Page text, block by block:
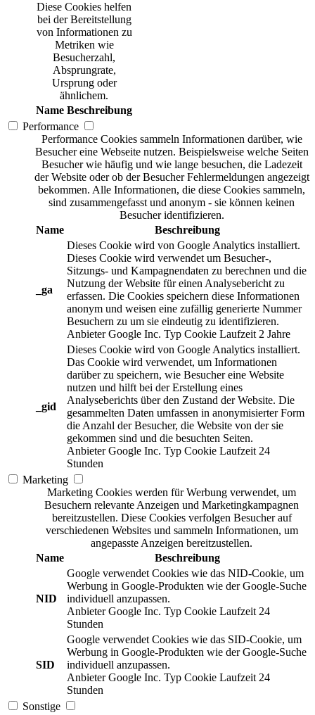
Diese Cookies helfen
bei der Bereitstellung
von Informationen zu
Metriken wie
Besucherzahl,
Absprungrate,
Ursprung oder
ähnlichem.
Name Beschreibung
Performance
Performance Cookies sammeln Informationen darüber, wie
Besucher eine Webseite nutzen. Beispielsweise welche Seiten
Besucher wie häufig und wie lange besuchen, die Ladezeit
der Website oder ob der Besucher Fehlermeldungen angezeigt
bekommen. Alle Informationen, die diese Cookies sammeln,
sind zusammengefasst und anonym - sie können keinen
Besucher identifizieren.
Name
Beschreibung
_ga
Dieses Cookie wird von Google Analytics installiert.
Dieses Cookie wird verwendet um Besucher-,
Sitzungs- und Kampagnendaten zu berechnen und die
Nutzung der Website für einen Analysebericht zu
erfassen. Die Cookies speichern diese Informationen
anonym und weisen eine zufällig generierte Nummer
Besuchern zu um sie eindeutig zu identifizieren.
Anbieter Google Inc. Typ Cookie Laufzeit 2 Jahre
_gid
Dieses Cookie wird von Google Analytics installiert.
Das Cookie wird verwendet, um Informationen
darüber zu speichern, wie Besucher eine Website
nutzen und hilft bei der Erstellung eines
Analyseberichts über den Zustand der Website. Die
gesammelten Daten umfassen in anonymisierter Form
die Anzahl der Besucher, die Website von der sie
gekommen sind und die besuchten Seiten.
Anbieter Google Inc. Typ Cookie Laufzeit 24
Stunden
Marketing
Marketing Cookies werden für Werbung verwendet, um
Besuchern relevante Anzeigen und Marketingkampagnen
bereitzustellen. Diese Cookies verfolgen Besucher auf
verschiedenen Websites und sammeln Informationen, um
angepasste Anzeigen bereitzustellen.
Name
Beschreibung
NID
Google verwendet Cookies wie das NID-Cookie, um
Werbung in Google-Produkten wie der Google-Suche
individuell anzupassen.
Anbieter Google Inc. Typ Cookie Laufzeit 24
Stunden
SID
Google verwendet Cookies wie das SID-Cookie, um
Werbung in Google-Produkten wie der Google-Suche
individuell anzupassen.
Anbieter Google Inc. Typ Cookie Laufzeit 24
Stunden
Sonstige